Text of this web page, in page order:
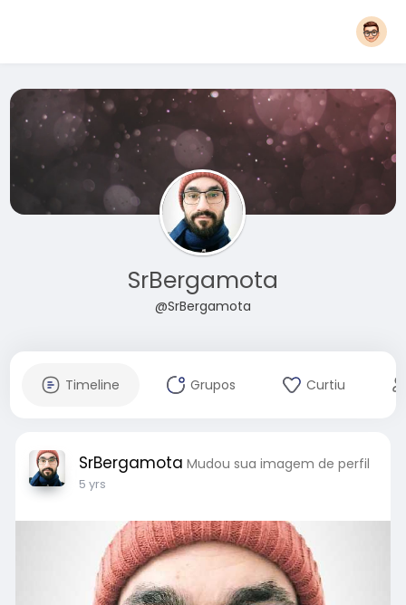
SrBergamota
@SrBergamota
Timeline Grupos Curtiu
SrBergamota Mudou sua imagem de perfil
5 yrs